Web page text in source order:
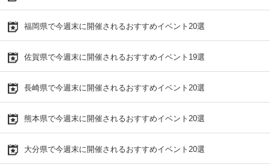
福岡県で今週末に開催されるおすすめイベント20選
佐賀県で今週末に開催されるおすすめイベント19選
長崎県で今週末に開催されるおすすめイベント20選
熊本県で今週末に開催されるおすすめイベント20選
大分県で今週末に開催されるおすすめイベント20選